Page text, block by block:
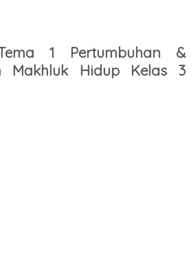
1 Pertumbuhan &
Makhluk Hidup Kelas 3